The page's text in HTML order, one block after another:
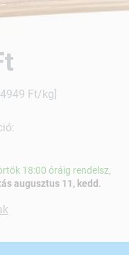
Ft/kg]
18:00 óráig rendelsz,
augusztus 11, kedd